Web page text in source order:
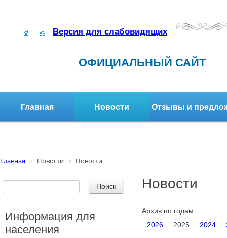
Версия для слабовидящих
ОФИЦИАЛЬНЫЙ САЙТ
Главная Новости Отзывы и
Главная Новости Новости
Новости
Архив по годам
2026
2025 2024
Информация для
населения